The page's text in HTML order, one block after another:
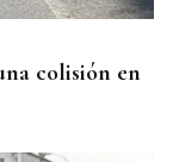
colisión en